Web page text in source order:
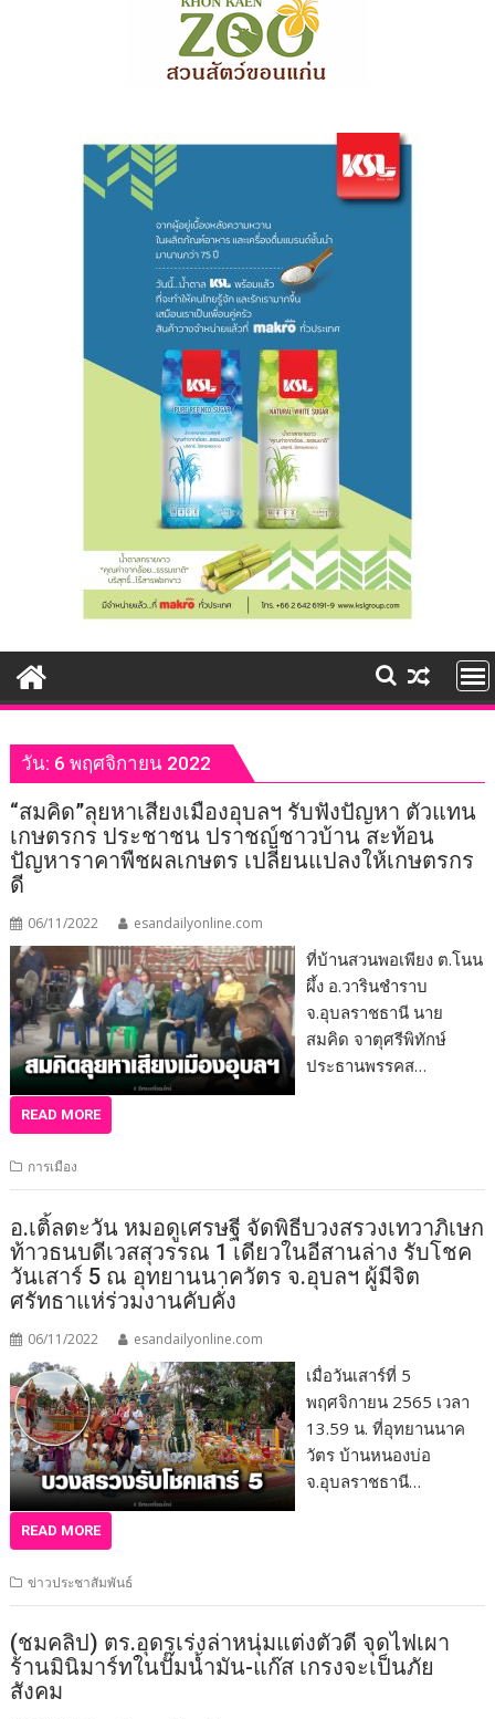
วัน: 6 พฤศจิกายน 2022
“สมคิด”ลุยหาเสียงเมืองอุบลฯ รับฟังปัญหา ตัวแทน
เกษตรกร ประชาชน ปราชญ์ชาวบ้าน สะท้อน
ปัญหาราคาพืชผลเกษตร เปลี่ยนแปลงให้เกษตรกร
ดี
06/11/2022 esandailyonline.com
ที่บ้านสวนพอเพียง ต.โนน
ผึ้ง อ.วารินชำราบ
จ.อุบลราชธานี นาย
สมคิด จาตุศรีพิทักษ์
ประธานพรรคส…
READ MORE
การเมือง
อ.เติ้ลตะวัน หมอดูเศรษฐี จัดพิธีบวงสรวงเทวาภิเษก
ท้าวธนบดีเวสสุวรรณ 1 เดียวในอีสานล่าง รับโชค
วันเสาร์ 5 ณ อุทยานนาควัตร จ.อุบลฯ ผู้มีจิต
ศรัทธาแห่ร่วมงานคับคั่ง
06/11/2022 esandailyonline.com
เมื่อวันเสาร์ที่ 5
พฤศจิกายน 2565 เวลา
13.59 น. ที่อุทยานนาค
วัตร บ้านหนองบ่อ
จ.อุบลราชธานี…
READ MORE
ข่าวประชาสัมพันธ์
(ชมคลิป) ตร.อุดรเร่งล่าหนุ่มแต่งตัวดี จุดไฟเผา
ร้านมินิมาร์ทในปั๊มน้ำมัน-แก๊ส เกรงจะเป็นภัย
สังคม